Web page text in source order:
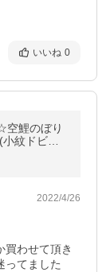
いいね 0
空鯉のぼり
紋ドビー
車は付い
2022/4/26
買わせて頂き
ってました